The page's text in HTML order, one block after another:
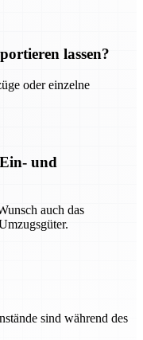
lassen?
oder einzelne
und
auch das
sind während des